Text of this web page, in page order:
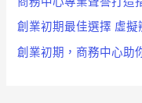
創業初期最佳選擇 虛
創業初期，商務中心助